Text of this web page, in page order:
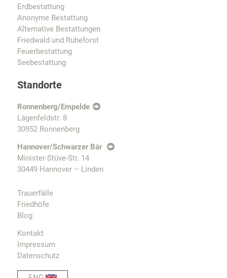
Erdbestattung
Anonyme Bestattung
Alternative Bestattungen
Friedwald und Ruheforst
Feuerbestattung
Seebestattung
Standorte
Ronnenberg/Empelde
Lägenfeldstr. 8
30952 Ronnenberg
Hannover/Schwarzer Bär
Minister-Stüve-Str. 14
30449 Hannover – Linden
Trauerfälle
Friedhöfe
Blog
Kontakt
Impressum
Datenschutz